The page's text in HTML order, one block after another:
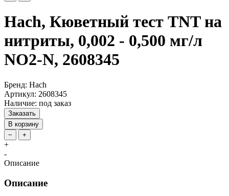
Hach, Кюветный тест TNT на
нитриты, 0,002 - 0,500 мг/л
NO2-N, 2608345
Бренд: Hach
Артикул: 2608345
Наличие: под заказ
Заказать
В корзину
−
+
+
-
Описание
Описание